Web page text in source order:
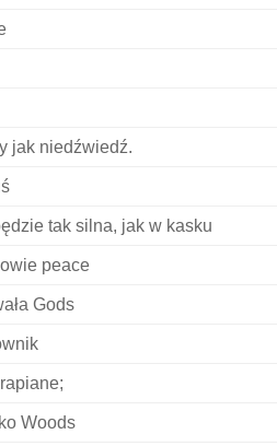
jak niedźwiedź.
tak silna, jak w kasku
peace
Gods
Woods